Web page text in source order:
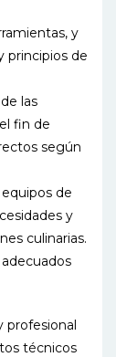
y
principios de
las
fin de
según
de
y
culinarias.
profesional
técnicos